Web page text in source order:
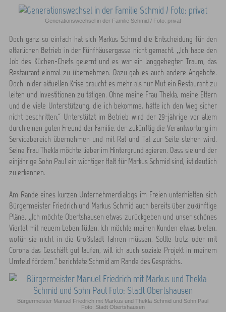
Generationswechsel in der Familie Schmid / Foto: privat
Doch ganz so einfach hat sich Markus Schmid die Entscheidung für den
elterlichen Betrieb in der Fünfhäusergasse nicht gemacht. „Ich habe den
Job des Küchen-Chefs gelernt und es war ein langgehegter Traum, das
Restaurant einmal zu übernehmen. Dazu gab es auch andere Angebote.
Doch in der aktuellen Krise braucht es mehr als nur Mut ein Restaurant zu
leiten und Investitionen zu tätigen. Ohne meine Frau Thekla, meine Eltern
und die viele Unterstützung, die ich bekomme, hätte ich den Weg sicher
nicht beschritten.“ Unterstützt im Betrieb wird der 29-jährige vor allem
durch einen guten Freund der Familie, der zukünftig die Verantwortung im
Servicebereich übernehmen und mit Rat und Tat zur Seite stehen wird.
Seine Frau Thekla möchte lieber im Hintergrund agieren. Dass sie und der
einjährige Sohn Paul ein wichtiger Halt für Markus Schmid sind, ist deutlich
zu erkennen.
Am Rande eines kurzen Unternehmerdialogs im Freien unterhielten sich
Bürgermeister Friedrich und Markus Schmid auch bereits über zukünftige
Pläne. „Ich möchte Obertshausen etwas zurückgeben und unser schönes
Viertel mit neuem Leben füllen. Ich möchte meinen Kunden etwas bieten,
wofür sie nicht in die Großstadt fahren müssen. Sollte trotz oder mit
Corona das Geschäft gut laufen, will ich auch soziale Projekt in meinem
Umfeld fördern.“ berichtete Schmid am Rande des Gesprächs.
Bürgermeister Manuel Friedrich mit Markus und Thekla Schmid und Sohn Paul
Foto: Stadt Obertshausen